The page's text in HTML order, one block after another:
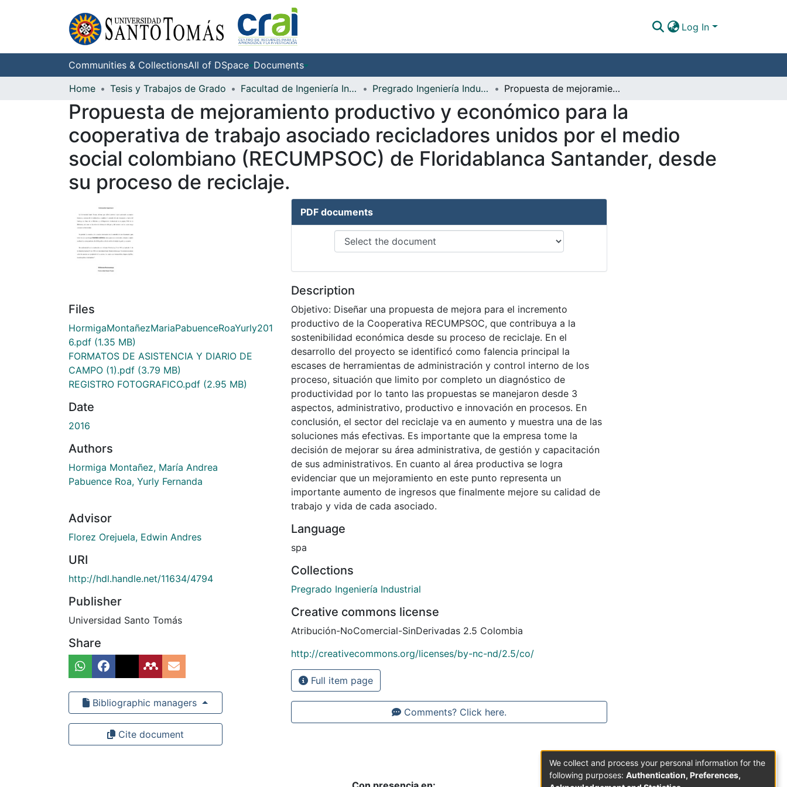
Log In
Communities & CollectionsAll of DSpace Documents
Home
Tesis y Trabajos de Grado Facultad de Ingeniería Industrial Pregrado Ingeniería Industrial Propuesta de mejoramiento productivo y económico para la cooperativa de trabajo asociado recicladores unidos por el medio social colombiano (RECUMPSOC) de Floridablanca Santander, desde su proceso de reciclaje.
Propuesta de mejoramiento productivo y económico para la
cooperativa de trabajo asociado recicladores unidos por el medio
social colombiano (RECUMPSOC) de Floridablanca Santander, desde
su proceso de reciclaje.
Files
HormigaMontañezMariaPabuenceRoaYurly201
6.pdf (1.35 MB)
FORMATOS DE ASISTENCIA Y DIARIO DE
CAMPO (1).pdf (3.79 MB)
REGISTRO FOTOGRAFICO.pdf (2.95 MB)
Date
2016
Authors
Hormiga Montañez, María Andrea
Pabuence Roa, Yurly Fernanda
Advisor
Florez Orejuela, Edwin Andres
URI
http://hdl.handle.net/11634/4794
Publisher
Universidad Santo Tomás
Share
Bibliographic managers
Cite document
PDF documents
Description
Objetivo: Diseñar una propuesta de mejora para el incremento
productivo de la Cooperativa RECUMPSOC, que contribuya a la
sostenibilidad económica desde su proceso de reciclaje. En el
desarrollo del proyecto se identificó como falencia principal la
escases de herramientas de administración y control interno de los
proceso, situación que limito por completo un diagnóstico de
productividad por lo tanto las propuestas se manejaron desde 3
aspectos, administrativo, productivo e innovación en procesos. En
conclusión, el sector del reciclaje va en aumento y muestra una de las
soluciones más efectivas. Es importante que la empresa tome la
decisión de mejorar su área administrativa, de gestión y capacitación
de sus administrativos. En cuanto al área productiva se logra
evidenciar que un mejoramiento en este punto representa un
importante aumento de ingresos que finalmente mejore su calidad de
trabajo y vida de cada asociado.
Language
spa
Collections
Pregrado Ingeniería Industrial
Creative commons license
Atribución-NoComercial-SinDerivadas 2.5 Colombia
http://creativecommons.org/licenses/by-nc-nd/2.5/co/
Full item page
Comments? Click here.
We collect and process your personal information for the
following purposes: Authentication, Preferences,